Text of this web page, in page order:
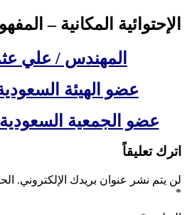
الإحتوائية المكانية –
المهندس / علي
عضو الهيئة
عضو الجمعية
اترك تعليقاً
لن يتم نشر عنوان بريدك الإلكتروني.
*